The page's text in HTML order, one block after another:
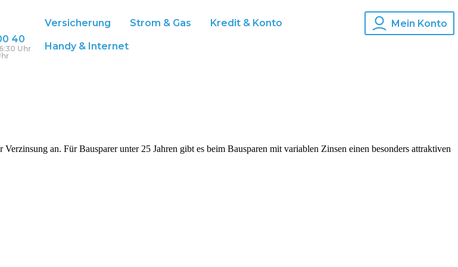
40
Uhr
Versicherung Strom & Gas Kredit & Konto
Handy & Internet
Mein Konto
an. Für Bausparer unter 25 Jahren gibt es beim Bausparen mit variablen Zinsen einen besonders attraktiven